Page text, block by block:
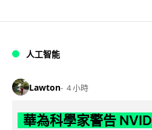
人工智能
Lawton 4 小時
華為科學家警告